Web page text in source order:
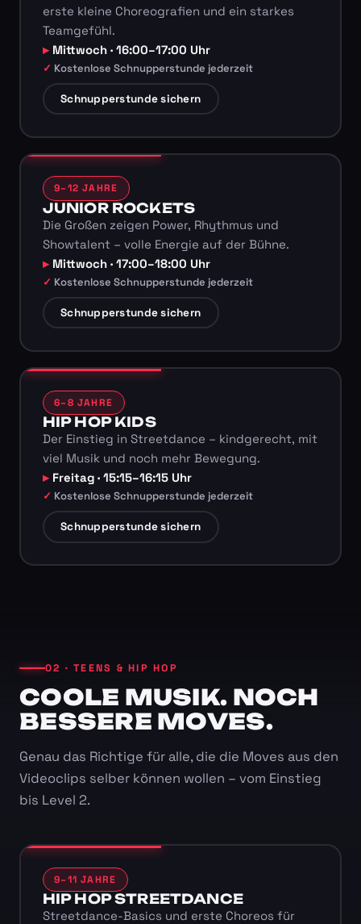
erste kleine Choreografien und ein starkes
Teamgefühl.
Mittwoch · 16:00–17:00 Uhr
Kostenlose Schnupperstunde jederzeit
Schnupperstunde sichern
9–12 JAHRE
JUNIOR ROCKETS
Die Großen zeigen Power, Rhythmus und
Showtalent – volle Energie auf der Bühne.
Mittwoch · 17:00–18:00 Uhr
Kostenlose Schnupperstunde jederzeit
Schnupperstunde sichern
6–8 JAHRE
HIP HOP KIDS
Der Einstieg in Streetdance – kindgerecht, mit
viel Musik und noch mehr Bewegung.
Freitag · 15:15–16:15 Uhr
Kostenlose Schnupperstunde jederzeit
Schnupperstunde sichern
02 · TEENS & HIP HOP
COOLE MUSIK. NOCH
BESSERE MOVES.
Genau das Richtige für alle, die die Moves aus den
Videoclips selber können wollen – vom Einstieg
bis Level 2.
9–11 JAHRE
HIP HOP STREETDANCE
Streetdance-Basics und erste Choreos für